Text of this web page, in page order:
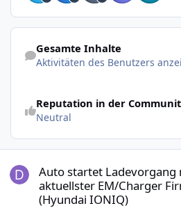
Aktivitäten des Benutzers anzeigen
Gesamte Inhalte
Aktivitäten des Benutzers
Reputation in der
Neutral
Auto startet
aktuellster EM/Charger
(Hyundai IONIQ)